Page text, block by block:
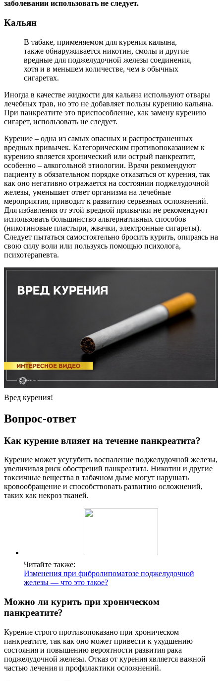
заболевании использовать не следует.
Кальян
В табаке, применяемом для курения кальяна,
также обнаруживается никотин, смолы и другие
вредные для поджелудочной железы соединения,
хотя и в меньшем количестве, чем в обычных
сигаретах.
Иногда в качестве жидкости для кальяна используют отвары
лечебных трав, но это не добавляет пользы курению кальяна.
При панкреатите это приспособление, как замену курению
сигарет, использовать не следует.
Курение – одна из самых опасных и распространенных
вредных привычек. Категорическим противопоказанием к
курению является хронический или острый панкреатит,
особенно – алкогольной этиологии. Врачи рекомендуют
пациенту в обязательном порядке отказаться от курения, так
как оно негативно отражается на состоянии поджелудочной
железы, уменьшает ответ организма на лечебные
мероприятия, приводит к развитию серьезных осложнений.
Для избавления от этой вредной привычки не рекомендуют
использовать большинство альтернативных способов
(никотиновые пластыри, жвачки, электронные сигареты).
Следует пытаться самостоятельно бросить курить, опираясь на
свою силу воли или пользуясь помощью психолога,
психотерапевта.
Вред курения!
Вопрос-ответ
Как курение влияет на течение панкреатита?
Курение может усугубить воспаление поджелудочной железы,
увеличивая риск обострений панкреатита. Никотин и другие
токсичные вещества в табачном дыме могут нарушать
кровообращение и способствовать развитию осложнений,
таких как некроз тканей.
Читайте также:
Изменения при фибролипоматозе поджелудочной
железы — что это такое?
Можно ли курить при хроническом
панкреатите?
Курение строго противопоказано при хроническом
панкреатите, так как оно может привести к ухудшению
состояния и повышению вероятности развития рака
поджелудочной железы. Отказ от курения является важной
частью лечения и профилактики осложнений.